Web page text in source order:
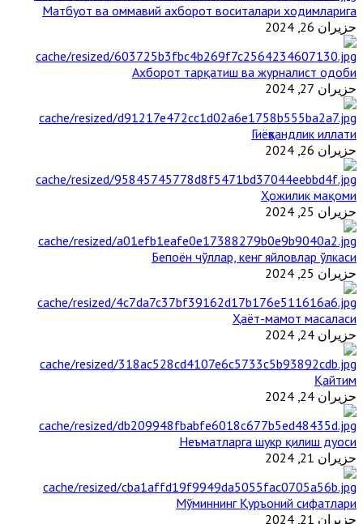
Матбуот ва оммавий ахборот воситалари ходимларига
حزيران 26, 2024
Ахборот тарқатиш ва журналист одоби
حزيران 27, 2024
Гиёҳвандлик иллати
حزيران 26, 2024
Ҳожилик мақоми
حزيران 25, 2024
Бепоён чўллар, кенг яйловлар ўлкаси
حزيران 25, 2024
Ҳаёт-мамот масаласи
حزيران 24, 2024
Қайтим
حزيران 24, 2024
Неъматларга шукр қилиш дуоси
حزيران 21, 2024
Мўминнинг Қуръоний сифатлари
حزيران 21, 2024